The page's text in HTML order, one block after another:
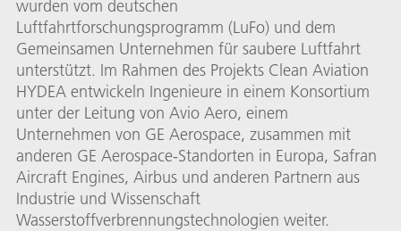
wurden vom deutschen
Luftfahrtforschungsprogramm (LuFo) und dem
Gemeinsamen Unternehmen für saubere Luftfahrt
unterstützt. Im Rahmen des Projekts Clean Aviation
HYDEA entwickeln Ingenieure in einem Konsortium
unter der Leitung von Avio Aero, einem
Unternehmen von GE Aerospace, zusammen mit
anderen GE Aerospace-Standorten in Europa, Safran
Aircraft Engines, Airbus und anderen Partnern aus
Industrie und Wissenschaft
Wasserstoffverbrennungstechnologien weiter.